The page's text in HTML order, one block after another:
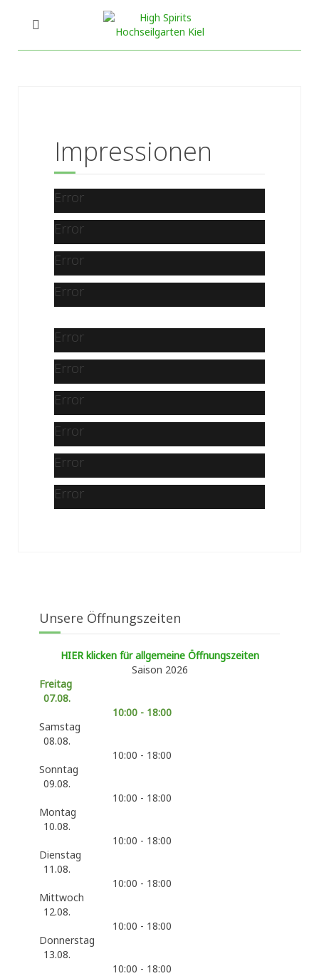
Impressionen
Error
Error
Error
Error
Error
Error
Error
Error
Error
Error
Unsere Öffnungszeiten
HIER klicken für allgemeine Öffnungszeiten
Saison 2026
Freitag
07.08.
10:00 - 18:00
Samstag
08.08.
10:00 - 18:00
Sonntag
09.08.
10:00 - 18:00
Montag
10.08.
10:00 - 18:00
Dienstag
11.08.
10:00 - 18:00
Mittwoch
12.08.
10:00 - 18:00
Donnerstag
13.08.
10:00 - 18:00